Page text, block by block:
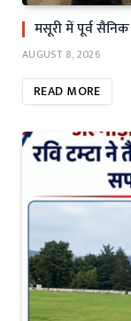
मसूरी में पूर्व
AUGUST 8, 2026
READ MORE